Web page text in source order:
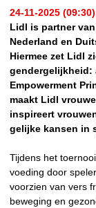
24-11-2025
Lidl is partner
Nederland en
Hiermee zet Lidl
gendergelijkheid:
Empowerment
maakt Lidl
inspireert
gelijke kansen in
Tijdens het
voeding door
voorzien van vers
beweging en